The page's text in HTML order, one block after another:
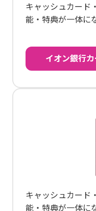
キャッシュカード
能・特典が一体に
イオン銀行
キャッシュカード
能・特典が一体に